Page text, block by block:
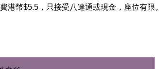
港幣$5.5，只接受八達通或現金，座位有限。